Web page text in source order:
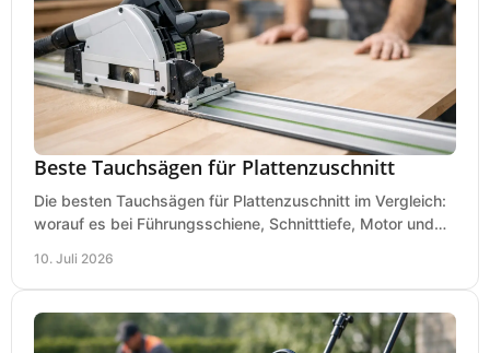
Beste Tauchsägen für Plattenzuschnitt
Die besten Tauchsägen für Plattenzuschnitt im Vergleich:
worauf es bei Führungsschiene, Schnitttiefe, Motor und
10. Juli 2026